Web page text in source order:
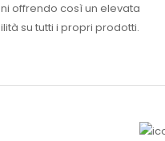
offrendo così un elevata
su tutti i propri prodotti.